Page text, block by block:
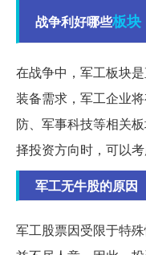
战争利好哪些板块
在战争中，军工板块
装备需求，军工企业
防、军事科技等相关
择投资方向时，可以
军工无牛股的原因
军工股票因受限于特